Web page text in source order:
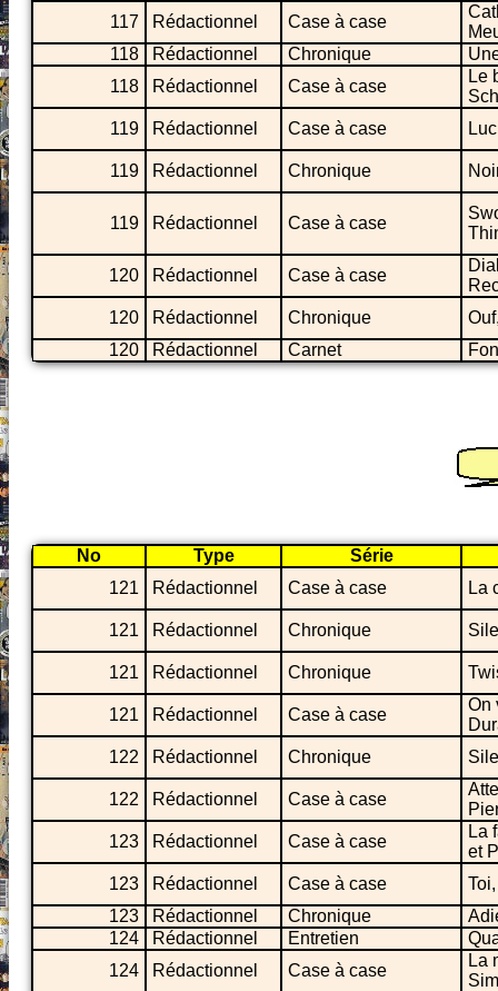
117 Rédactionnel Case à case
118
Rédactionnel Chronique
118
Rédactionnel Case à case
Le
119
Rédactionnel Case à case
119 Rédactionnel Chronique
119 Rédactionnel Case à case
120 Rédactionnel Case à case
120
Rédactionnel Chronique
120
Rédactionnel Carnet
No Type
Série
121
Rédactionnel Case à case La
121 Rédactionnel Chronique
121 Rédactionnel Chronique
121 Rédactionnel Case à case
On
122
Rédactionnel Chronique
122 Rédactionnel Case à case
123
Rédactionnel Case à case
La
et
123
Rédactionnel Case à case
123
Rédactionnel Chronique
124
Rédactionnel Entretien
124
Rédactionnel Case à case
La